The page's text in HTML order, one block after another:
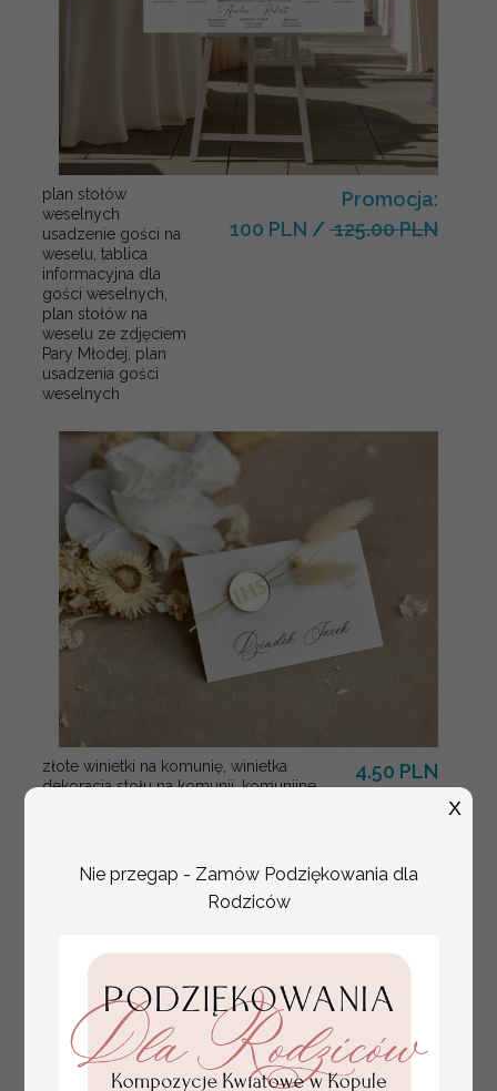
plan stołów
weselnych
usadzenie gości na
weselu, tablica
informacyjna dla
gości weselnych,
plan stołów na
weselu ze zdjęciem
Pary Młodej, plan
usadzenia gości
weselnych
Promocja:
100 PLN / 125.00 PLN
złote winietki na komunię, winietka
dekoracja stołu na komunii, komunijne
4.50 PLN
Nie przegap - Zamów Podziękowania dla
Rodziców
X